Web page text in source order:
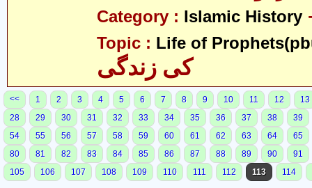
Category : Islamic History
Topic : Life of
کی زندگی
<< 1 2 3 4 5 6 7 8 9 10 11 12
13
28
29 30 31 32 33 34 35 36 37 38
39
54
55 56 57 58 59 60 61 62 63 64
65
80
81 82 83 84 85 86 87 88 89 90
91
105
106 107 108 109 110 111 112 113 114